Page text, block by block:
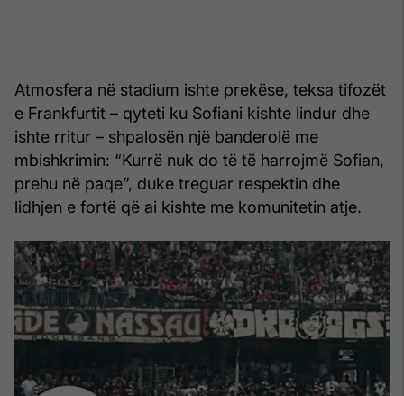
Atmosfera në stadium ishte prekëse, teksa tifozët
e Frankfurtit – qyteti ku Sofiani kishte lindur dhe
ishte rritur – shpalosën një banderolë me
mbishkrimin: “Kurrë nuk do të të harrojmë Sofian,
prehu në paqe”, duke treguar respektin dhe
lidhjen e fortë që ai kishte me komunitetin atje.